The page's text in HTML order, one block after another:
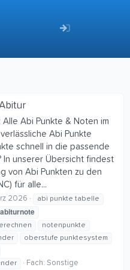
Abi Punkte & Noten im
Abi Punkte
schnell in die passende
In unserer Übersicht findest
von Abi Punkten zu den
für alle...
2026
abi punkte tabelle
abiturnote
notenpunkte
oberstufe punktesystem
Fach: Sonstige